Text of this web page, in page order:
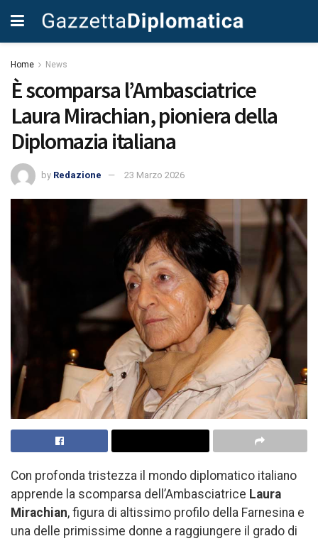
Home News
È scomparsa l’Ambasciatrice
Laura Mirachian, pioniera della
Diplomazia italiana
by Redazione 23 Marzo 2026
Con profonda tristezza il mondo diplomatico italiano
apprende la scomparsa dell’Ambasciatrice Laura
Mirachian, figura di altissimo profilo della Farnesina e
una delle primissime donne a raggiungere il grado di